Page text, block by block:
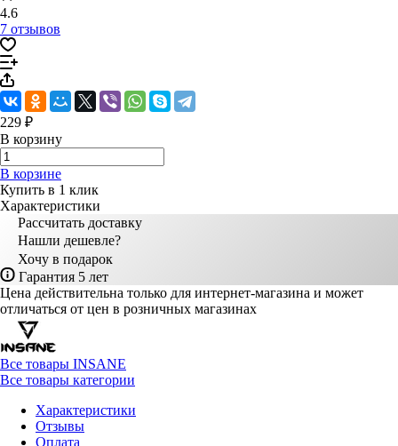
4.6
7 отзывов
229 ₽
В корзину
В корзине
Купить в 1 клик
Характеристики
Рассчитать доставку
Нашли дешевле?
Хочу в подарок
Гарантия 5 лет
Цена действительна только для интернет-магазина и может
отличаться от цен в розничных магазинах
Все товары INSANE
Все товары категории
Характеристики
Отзывы
Оплата